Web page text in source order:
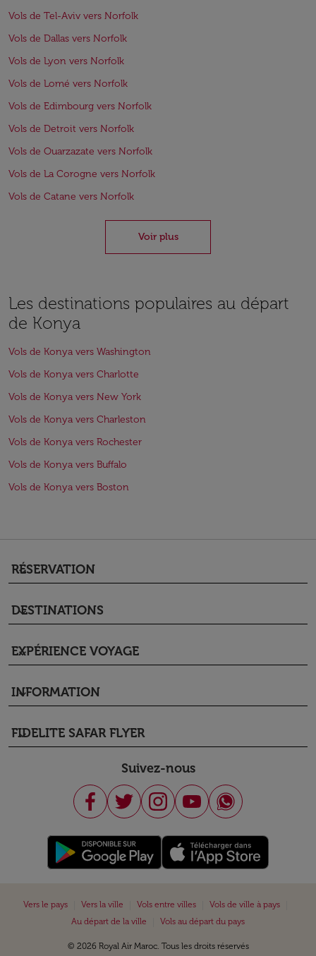
Vols de Tel-Aviv vers Norfolk
Vols de Dallas vers Norfolk
Vols de Lyon vers Norfolk
Vols de Lomé vers Norfolk
Vols de Edimbourg vers Norfolk
Vols de Detroit vers Norfolk
Vols de Ouarzazate vers Norfolk
Vols de La Corogne vers Norfolk
Vols de Catane vers Norfolk
Voir plus
Les destinations populaires au départ
de Konya
Vols de Konya vers Washington
Vols de Konya vers Charlotte
Vols de Konya vers New York
Vols de Konya vers Charleston
Vols de Konya vers Rochester
Vols de Konya vers Buffalo
Vols de Konya vers Boston
RÉSERVATION
keyboard_arrow_down
DESTINATIONS
keyboard_arrow_down
EXPÉRIENCE VOYAGE
keyboard_arrow_down
INFORMATION
keyboard_arrow_down
FIDELITE SAFAR FLYER
keyboard_arrow_down
Suivez-nous
Vers le pays Vers la ville Vols entre villes Vols de ville à pays
Au départ de la ville
Vols au départ du pays
© 2026 Royal Air Maroc. Tous les droits réservés